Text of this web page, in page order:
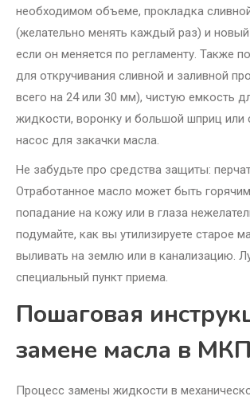
необходимом объеме, прокладка
(желательно менять каждый раз) и
если он меняется по регламенту. Также
для откручивания сливной и заливной
всего на 24 или 30 мм), чистую емкость
жидкости, воронку и большой шприц или
насос для закачки масла.
Не забудьте про средства защиты:
Отработанное масло может быть
попадание на кожу или в глаза
подумайте, как вы утилизируете старое
выливать на землю или в канализацию.
специальный пункт приема.
Пошаговая
замене масла в
Процесс замены жидкости в